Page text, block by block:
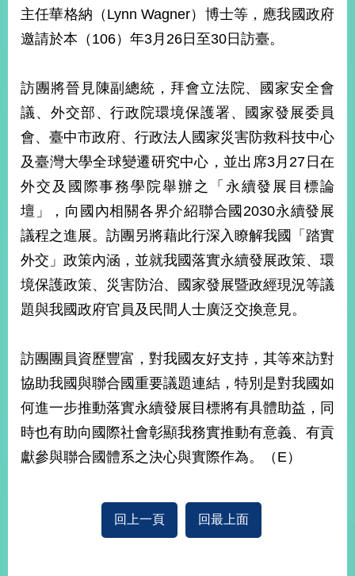
和
平
護
回
首
頁
網
站
導
覽
關
於
本
部
新
聞
中
心
交
資
訊
國
家
與
主任華格納（Lynn Wagner）博士等，應我國政府
邀請於本（106）年3月26日至30日訪臺。
訪團將晉見陳副總統，拜會立法院、國家安全會
議、外交部、行政院環境保護署、國家發展委員
會、臺中市政府、行政法人國家災害防救科技中心
及臺灣大學全球變遷研究中心，並出席3月27日在
外交及國際事務學院舉辦之「永續發展目標論
壇」，向國內相關各界介紹聯合國2030永續發展
議程之進展。訪團另將藉此行深入瞭解我國「踏實
外交」政策內涵，並就我國落實永續發展政策、環
境保護政策、災害防治、國家發展暨政經現況等議
題與我國政府官員及民間人士廣泛交換意見。
訪團團員資歷豐富，對我國友好支持，其等來訪對
協助我國與聯合國重要議題連結，特別是對我國如
何進一步推動落實永續發展目標將有具體助益，同
時也有助向國際社會彰顯我務實推動有意義、有貢
獻參與聯合國體系之決心與實際作為。（E）
回上一頁 回最上面